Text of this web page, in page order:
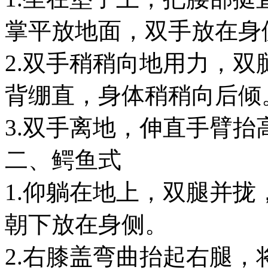
掌平放地面，双手放在身
2.双手稍稍向地用力，
背绷直，身体稍稍向后倾
3.双手离地，伸直手臂
二、鳄鱼式
1.仰躺在地上，双腿并
朝下放在身侧。
2.右膝盖弯曲抬起右腿